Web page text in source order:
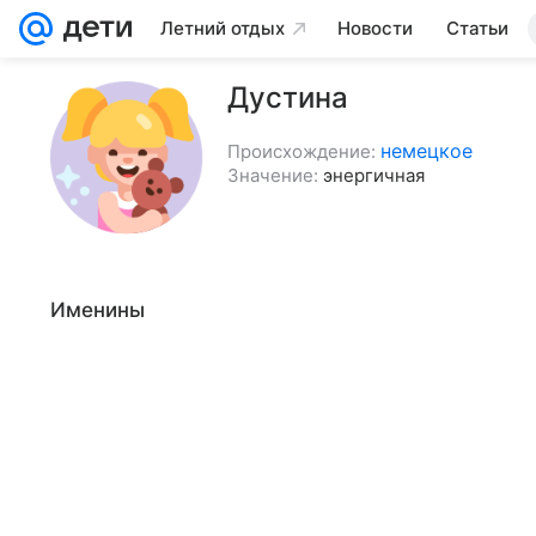
Летний отдых Новости Статьи
Дустина
Происхождение: немецкое
Значение: энергичная
Именины